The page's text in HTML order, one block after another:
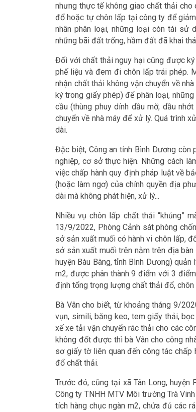
nhưng thực tế không giao chất thải
đổ hoặc tự chôn lấp tại công ty để
nhân phân loại, những loại còn tái
những bãi đất trống, hầm đất đã khai
Đối với chất thải nguy hại cũng được
phế liệu và đem đi chôn lấp trái phép.
nhận chất thải không vận chuyển về
ký trong giấy phép) để phân loại,
cầu (thùng phuy dính dầu mỡ, dầu
chuyển về nhà máy để xử lý. Quá trình
dài.
Đặc biệt, Công an tỉnh Bình Dương còn
nghiệp, cơ sở thực hiện. Những cách
việc chấp hành quy định pháp luật về
(hoặc làm ngơ) của chính quyền địa
dài mà không phát hiện, xử lý...
Nhiều vụ chôn lấp chất thải “khủng”
13/9/2022, Phòng Cảnh sát phòng
sở sản xuất muối có hành vi chôn lấp,
sở sản xuất muối trên nằm trên địa bàn
huyện Bàu Bàng, tỉnh Bình Dương)
m2, được phân thành 9 điểm với 3
định tổng trọng lượng chất thải đổ,
Bà Vân cho biết, từ khoảng tháng 9/
vụn, simili, băng keo, tem giấy thải,
xế xe tải vận chuyển rác thải cho các
không đốt được thì bà Vân cho công
sơ giấy tờ liên quan đến công tác chấp
đổ chất thải.
Trước đó, cũng tại xã Tân Long, huyện
Công ty TNHH MTV Môi trường Trà
tích hàng chục ngàn m2, chứa đủ các